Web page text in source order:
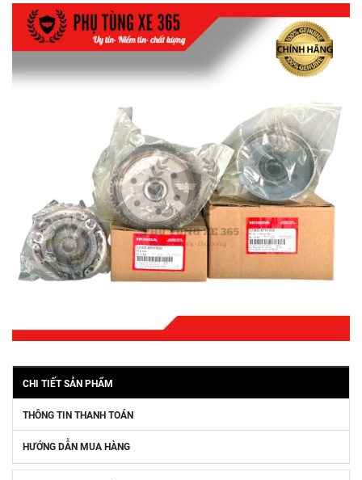
CHI TIẾT SẢN PHẨM
THÔNG TIN THANH TOÁN
HƯỚNG DẪN MUA HÀNG